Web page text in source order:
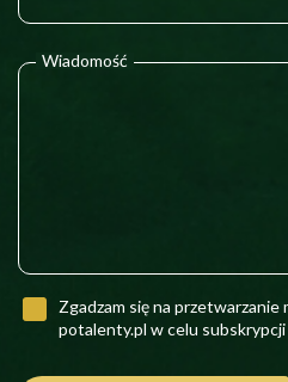
Wiadomość
Zgadzam się na przetwarzanie
potalenty.pl w celu